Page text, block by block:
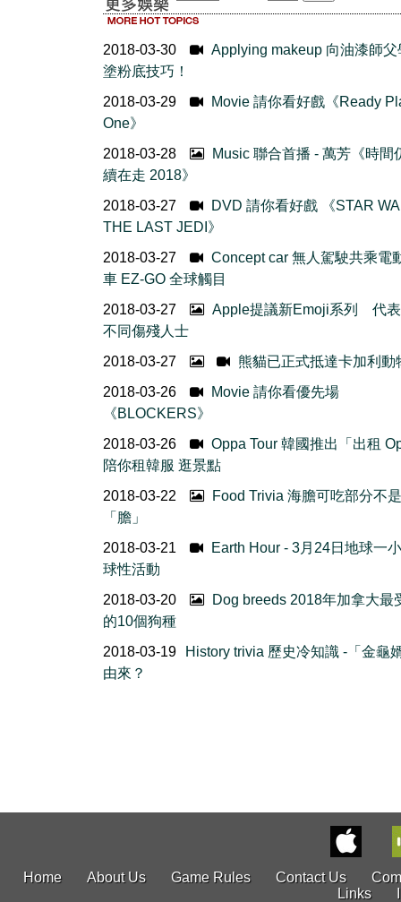
2018-03-30
Applying makeup 向油漆師父
塗粉底技巧！
2018-03-29
Movie 請你看好戲《Ready
One》
2018-03-28
Music 聯合首播 - 萬芳《時間
續在走 2018》
2018-03-27
DVD 請你看好戲 《STAR
THE LAST JEDI》
2018-03-27
Concept car 無人駕駛共乘電
車 EZ-GO 全球觸目
2018-03-27
Apple提議新Emoji系列 代
不同傷殘人士
2018-03-27
熊貓已正式抵達卡加利動
2018-03-26
Movie 請你看優先場
《BLOCKERS》
2018-03-26
Oppa Tour 韓國推出「出租
陪你租韓服 逛景點
2018-03-22
Food Trivia 海膽可吃部分不是
「膽」
2018-03-21
Earth Hour - 3月24日地球一
球性活動
2018-03-20
Dog breeds 2018年加拿大最
的10個狗種
2018-03-19
History trivia 歷史冷知識 -「金龜
由來？
Home About Us Game Rules Contact Us
Links